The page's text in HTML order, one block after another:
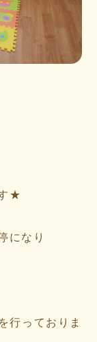
★
になり
行っておりま